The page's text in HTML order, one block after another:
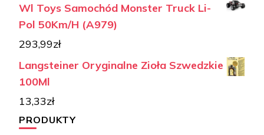
Wl Toys Samochód Monster Truck Li-
Pol 50Km/H (A979)
293,99zł
Langsteiner Oryginalne Zioła Szwedzkie
100Ml
13,33zł
PRODUKTY